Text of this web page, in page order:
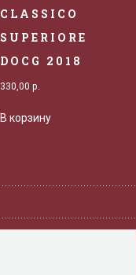
CLASSICO
SUPERIORE
DOCG 2018
330,00р.
В корзину